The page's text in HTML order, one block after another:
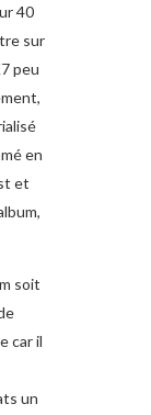
40
sur
peu
en
et
soit
car il
un